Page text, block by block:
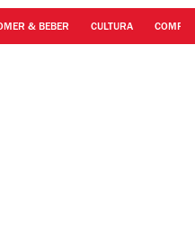
& BEBER CULTURA